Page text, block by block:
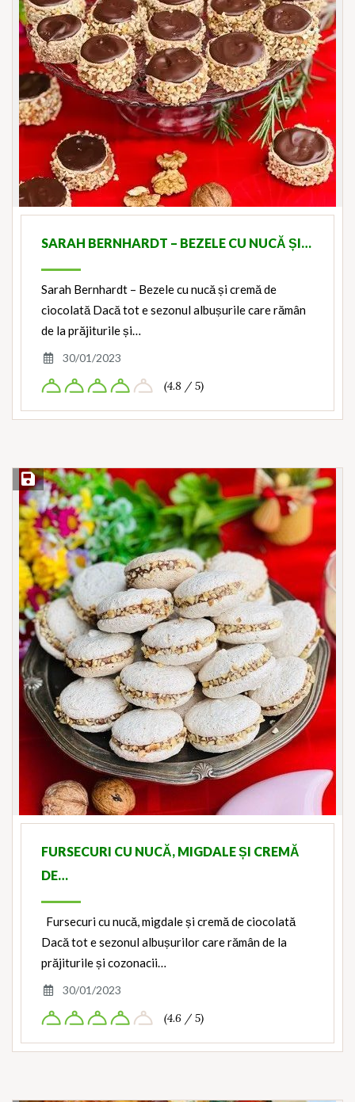
SARAH BERNHARDT – BEZELE CU NUCĂ ȘI…
Sarah Bernhardt – Bezele cu nucă și cremă de
ciocolată Dacă tot e sezonul albușurile care rămân
de la prăjiturile și…
30/01/2023
(4.8 / 5)
Save Recipe
FURSECURI CU NUCĂ, MIGDALE ȘI CREMĂ
DE…
Fursecuri cu nucă, migdale și cremă de ciocolată
Dacă tot e sezonul albușurilor care rămân de la
prăjiturile și cozonacii…
30/01/2023
(4.6 / 5)